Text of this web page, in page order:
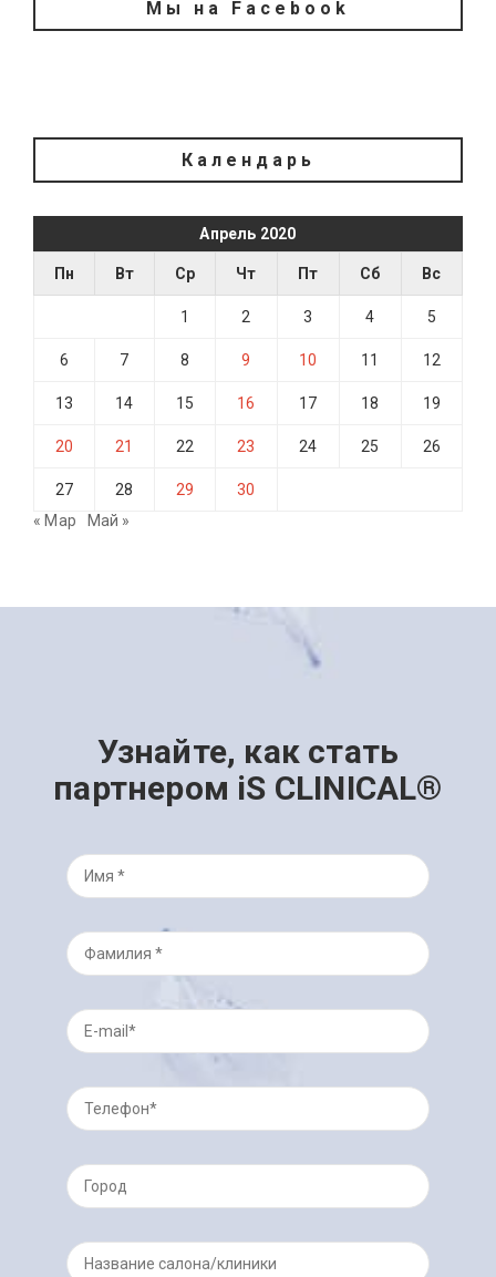
Мы на Facebook
Календарь
Апрель 2020
Пн Вт Ср Чт Пт Сб Вс
1 2 3 4 5
6 7 8 9 10 11 12
13 14 15 16 17 18 19
20 21 22 23 24 25 26
27 28 29
30
« Мар
Май »
Узнайте, как стать
партнером iS CLINICAL®